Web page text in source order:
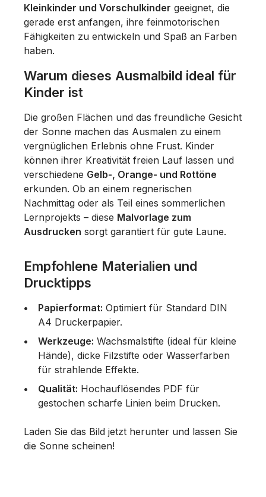
Kleinkinder und Vorschulkinder geeignet, die
gerade erst anfangen, ihre feinmotorischen
Fähigkeiten zu entwickeln und Spaß an Farben
haben.
Warum dieses Ausmalbild ideal für
Kinder ist
Die großen Flächen und das freundliche Gesicht
der Sonne machen das Ausmalen zu einem
vergnüglichen Erlebnis ohne Frust. Kinder
können ihrer Kreativität freien Lauf lassen und
verschiedene Gelb-, Orange- und Rottöne
erkunden. Ob an einem regnerischen
Nachmittag oder als Teil eines sommerlichen
Lernprojekts – diese Malvorlage zum
Ausdrucken sorgt garantiert für gute Laune.
Empfohlene Materialien und
Drucktipps
Papierformat: Optimiert für Standard DIN
A4 Druckerpapier.
Werkzeuge: Wachsmalstifte (ideal für kleine
Hände), dicke Filzstifte oder Wasserfarben
für strahlende Effekte.
Qualität: Hochauflösendes PDF für
gestochen scharfe Linien beim Drucken.
Laden Sie das Bild jetzt herunter und lassen Sie
die Sonne scheinen!